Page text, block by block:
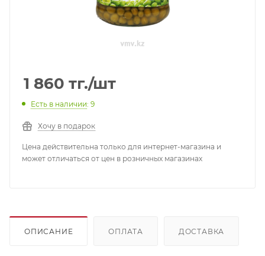
1 860 тг./шт
Есть в наличии: 9
Хочу в подарок
Цена действительна только для интернет-магазина и
может отличаться от цен в розничных магазинах
ОПИСАНИЕ ОПЛАТА ДОСТАВКА